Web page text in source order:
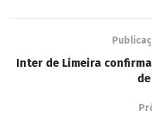
Inter de Limeira